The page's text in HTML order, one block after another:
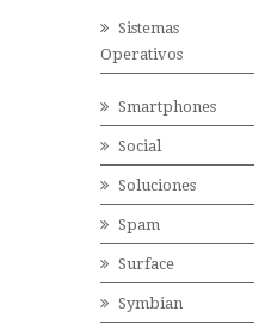
Sistemas
Operativos
Smartphones
Social
Soluciones
Spam
Surface
Symbian